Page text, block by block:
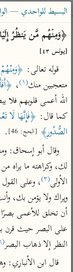
بحث
for results.
Type 1 or more
for results.
أمّهات
تفسير الطبري
تفسير ابن كثير
تفسير القرطبي
تفسير البغوي
جمع الأقوال
تفسير ابن الجوزي
تفسير الماوردي
البسيط للواحدي —
﴿وَمِنۡهُم مَّن یَنظُرُ
[يونس ٤٣]
قوله تعالى:
متعجبين منك(١) ،
كما قال:
الصُّدُورِ﴾ [الحج: 46]
.
لك، وكراهته ما يراه
الأولى(٣) ، وعلى القول
ويراك ولا يؤمن بك،
النظر إلا ذهاب البصر(٦)